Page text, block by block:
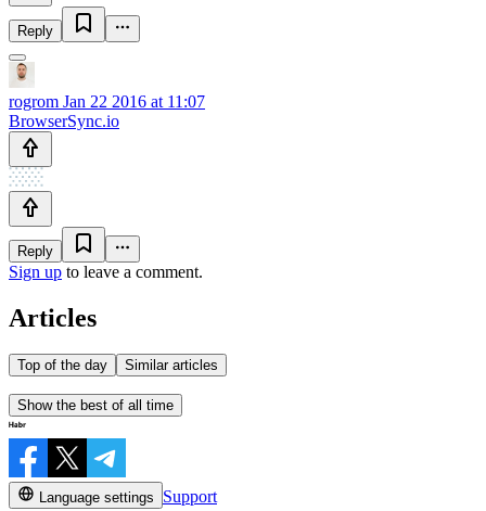
Reply
rogrom Jan 22 2016 at 11:07
BrowserSync.io
Reply
Sign up to leave a comment.
Articles
Top of the day Similar articles
Show the best of all time
Language settings
Support